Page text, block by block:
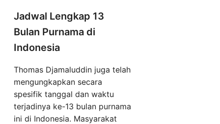
Jadwal Lengkap 13
Bulan Purnama di
Indonesia
Thomas Djamaluddin juga telah
mengungkapkan secara
spesifik tanggal dan waktu
terjadinya ke-13 bulan purnama
ini di Indonesia. Masyarakat